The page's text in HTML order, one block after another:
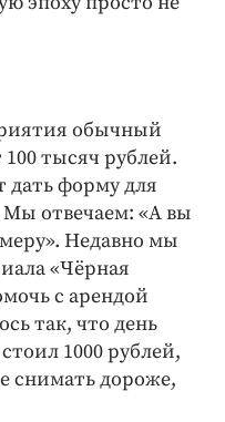
обычный
тысяч рублей.
дать форму для
отвечаем: «А вы
Недавно мы
«Чёрная
с арендой
так, что день
1000 рублей,
снимать дороже,